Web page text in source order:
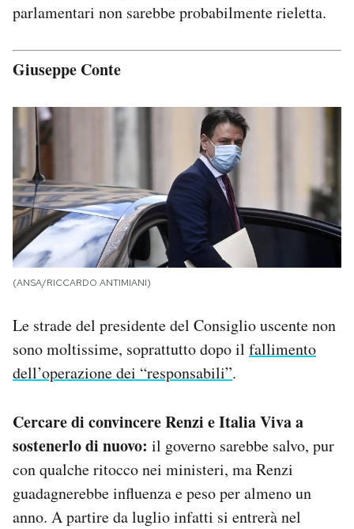
parlamentari non sarebbe probabilmente rieletta.
Giuseppe Conte
(ANSA/RICCARDO ANTIMIANI)
Le strade del presidente del Consiglio uscente non
sono moltissime, soprattutto dopo il fallimento
dell’operazione dei “responsabili”.
Cercare di convincere Renzi e Italia Viva a
sostenerlo di nuovo: il governo sarebbe salvo, pur
con qualche ritocco nei ministeri, ma Renzi
guadagnerebbe influenza e peso per almeno un
anno. A partire da luglio infatti si entrerà nel